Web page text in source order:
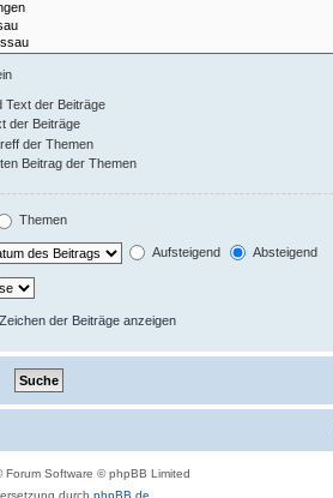
Text der Beiträge
der Beiträge
der Themen
Beitrag der Themen
Themen
Aufsteigend Absteigend
Zeichen der Beiträge anzeigen
Forum Software © phpBB Limited
durch phpBB.de